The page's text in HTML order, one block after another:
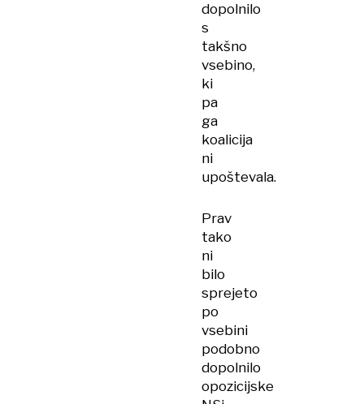
dopolnilo
s
takšno
vsebino,
ki
pa
ga
koalicija
ni
upoštevala.
Prav
tako
ni
bilo
sprejeto
po
vsebini
podobno
dopolnilo
opozicijske